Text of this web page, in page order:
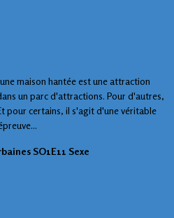
maison hantée est une attraction
un parc d'attractions. Pour d'autres,
pour certains, il s'agit d'une véritable
SO1E11 Sexe